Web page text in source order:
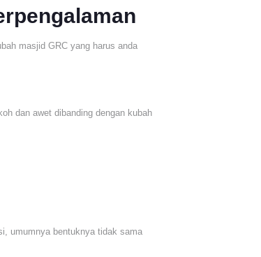
masjid GRC yang harus anda
dan awet dibanding dengan kubah
umumnya bentuknya tidak sama